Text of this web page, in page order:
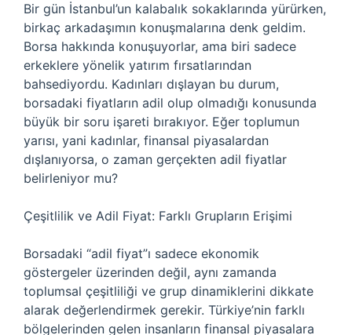
Bir gün İstanbul’un kalabalık sokaklarında yürürken,
birkaç arkadaşımın konuşmalarına denk geldim.
Borsa hakkında konuşuyorlar, ama biri sadece
erkeklere yönelik yatırım fırsatlarından
bahsediyordu. Kadınları dışlayan bu durum,
borsadaki fiyatların adil olup olmadığı konusunda
büyük bir soru işareti bırakıyor. Eğer toplumun
yarısı, yani kadınlar, finansal piyasalardan
dışlanıyorsa, o zaman gerçekten adil fiyatlar
belirleniyor mu?
Çeşitlilik ve Adil Fiyat: Farklı Grupların Erişimi
Borsadaki “adil fiyat”ı sadece ekonomik
göstergeler üzerinden değil, aynı zamanda
toplumsal çeşitliliği ve grup dinamiklerini dikkate
alarak değerlendirmek gerekir. Türkiye’nin farklı
bölgelerinden gelen insanların finansal piyasalara